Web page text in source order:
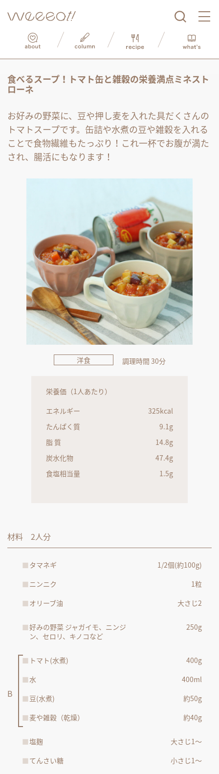
食べるスープ！トマト缶と雑穀の栄養満点ミネスト
ローネ
お好みの野菜に、豆や押し麦を入れた具だくさんの
トマトスープです。缶詰や水煮の豆や雑穀を入れる
ことで食物繊維もたっぷり！これ一杯でお腹が満た
され、腸活にもなります！
洋食 調理時間 30分
栄養価（1人あたり）
エネルギー
325kcal
たんぱく質
9.1g
脂 質
14.8g
炭水化物
47.4g
食塩相当量
1.5g
材料 2人分
タマネギ
1/2個(約100g)
ニンニク
1粒
オリーブ油
大さじ2
好みの野菜 ジャガイモ、ニンジ
ン、セロリ、キノコなど
250g
トマト(水煮)
400g
水
400ml
豆(水煮)
約50g
麦や雑穀（乾燥）
約40g
塩麹
大さじ1～
てんさい糖
小さじ1～